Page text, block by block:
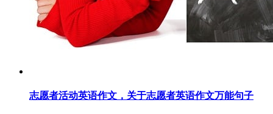
志愿者活动英语作文，关于志愿者英语作文万能句子